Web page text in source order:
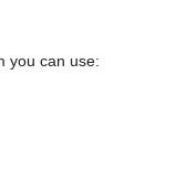
you can use: